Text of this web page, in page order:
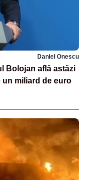
Daniel Onescu
Bolojan află astăzi
un miliard de euro